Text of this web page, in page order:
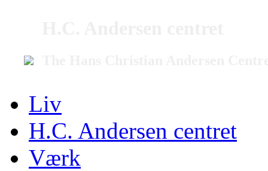
Liv
H.C. Andersen centret
Værk